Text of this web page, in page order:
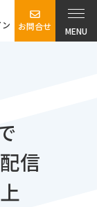
MENU
お問合せ
信